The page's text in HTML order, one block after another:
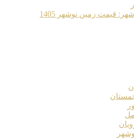
قیمت زمین نوشهر 1405